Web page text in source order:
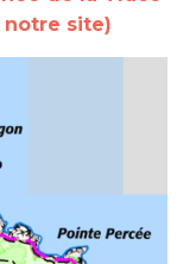
notre site)